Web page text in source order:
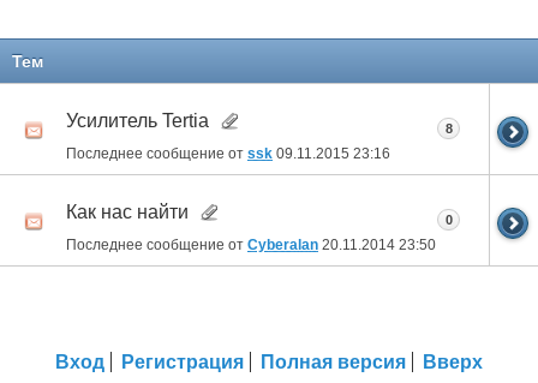
Тем
Усилитель Tertia
Последнее сообщение от ssk 09.11.2015 23:16
8
Как нас найти
Последнее сообщение от Cyberalan 20.11.2014 23:50
0
Вход Регистрация Полная версия Вверх